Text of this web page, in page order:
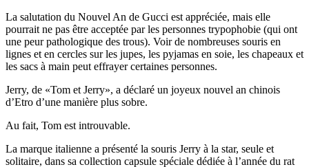
La salutation du Nouvel An de Gucci est appréciée, mais elle
pourrait ne pas être acceptée par les personnes trypophobie (qui ont
une peur pathologique des trous). Voir de nombreuses souris en
lignes et en cercles sur les jupes, les pyjamas en soie, les chapeaux et
les sacs à main peut effrayer certaines personnes.
Jerry, de «Tom et Jerry», a déclaré un joyeux nouvel an chinois
d’Etro d’une manière plus sobre.
Au fait, Tom est introuvable.
La marque italienne a présenté la souris Jerry à la star, seule et
solitaire, dans sa collection capsule spéciale dédiée à l’année du rat